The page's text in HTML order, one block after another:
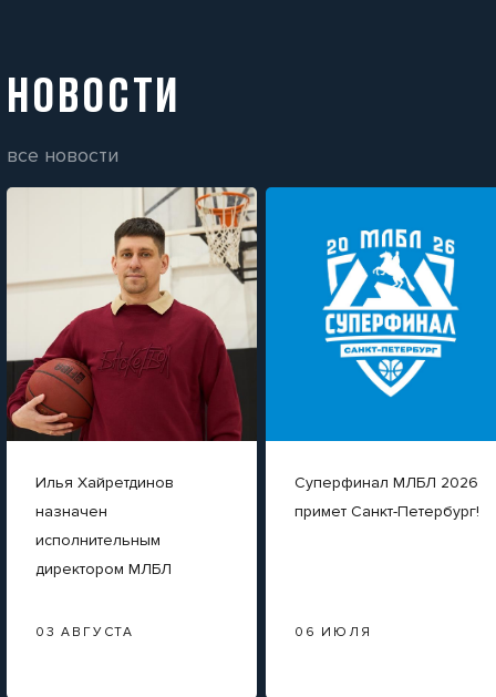
НОВОСТИ
все новости
Илья Хайретдинов
назначен
исполнительным
директором МЛБЛ
03 АВГУСТА
Суперфинал МЛБЛ 2026
примет Санкт-Петербург!
06 ИЮЛЯ